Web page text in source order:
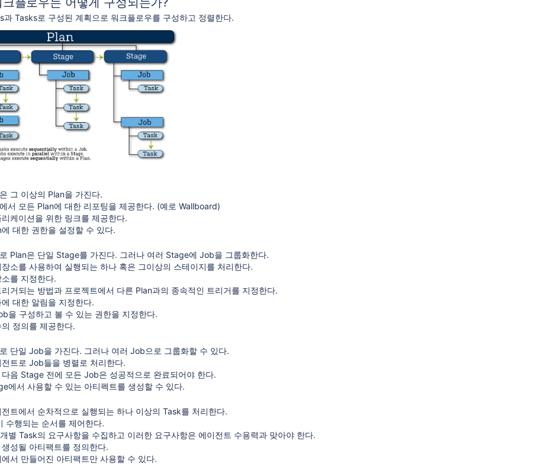
Tasks로 구성된 계획으로 워크플로우를 구성하고 정렬한다.
그 이상의 Plan을 가진다.
서 모든 Plan에 대한 리포팅을 제공한다. (예로 Wallboard)
케이션을 위한 링크를 제공한다.
에 대한 권한을 설정할 수 있다.
Plan은 단일 Stage를 가진다. 그러나 여러 Stage에 Job을 그룹화한다.
소를 사용하여 실행되는 하나 혹은 그이상의 스테이지를 처리한다.
를 지정한다.
거되는 방법과 프로젝트에서 다른 Plan과의 종속적인 트리거를 지정한다.
대한 알림을 지정한다.
을 구성하고 볼 수 있는 권한을 지정한다.
정의를 제공한다.
단일 Job을 가진다. 그러나 여러 Job으로 그룹화할 수 있다.
전트로 Job들을 병렬로 처리한다.
다음 Stage 전에 모든 Job은 성공적으로 완료되어야 한다.
에서 사용할 수 있는 아티펙트를 생성할 수 있다.
트에서 순차적으로 실행되는 하나 이상의 Task를 처리한다.
수행되는 순서를 제어한다.
별 Task의 요구사항을 수집하고 이러한 요구사항은 에이전트 수용력과 맞아야 한다.
성될 아티팩트를 정의한다.
서 만들어진 아티팩트만 사용할 수 있다.